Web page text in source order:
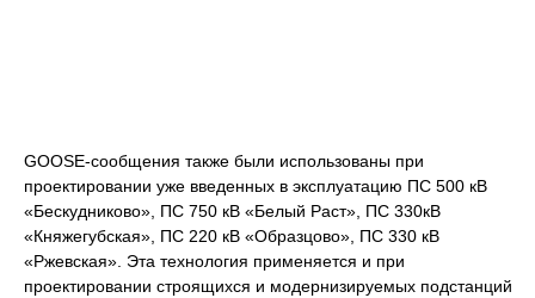
GOOSE-сообщения также были использованы при
проектировании уже введенных в эксплуатацию ПС 500 кВ
«Бескудниково», ПС 750 кВ «Белый Раст», ПС 330кВ
«Княжегубская», ПС 220 кВ «Образцово», ПС 330 кВ
«Ржевская». Эта технология применяется и при
проектировании строящихся и модернизируемых подстанций